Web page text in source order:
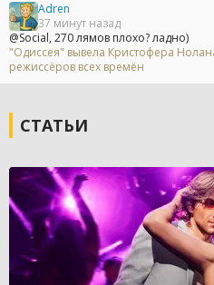
Adren
37 минут назад
@Social, 270 лямов плохо? ладно)
"Одиссея" вывела Кристофера
режиссёров всех времён
СТАТЬИ